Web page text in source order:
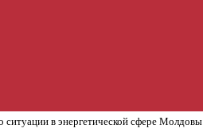
ситуации в энергетической сфере Молдовы